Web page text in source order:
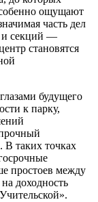
ощущают
часть дел
и секций —
становятся
будущего
к парку,
В таких точках
простоев между
доходность